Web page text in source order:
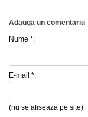
Adauga un comentariu
Nume *:
E-mail *:
(nu se afiseaza pe site)